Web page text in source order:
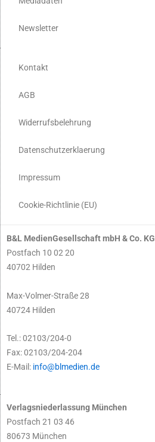
Newsletter
Kontakt
AGB
Widerrufsbelehrung
Datenschutzerklaerung
Impressum
Cookie-Richtlinie (EU)
B&L MedienGesellschaft mbH & Co. KG
Postfach 10 02 20
40702 Hilden
Max-Volmer-Straße 28
40724 Hilden
Tel.: 02103/204-0
Fax: 02103/204-204
E-Mail: info@blmedien.de
Verlagsniederlassung München
Postfach 21 03 46
80673 München